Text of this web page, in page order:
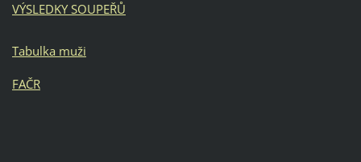
VÝSLEDKY SOUPEŘŮ
Tabulka muži
FAČR